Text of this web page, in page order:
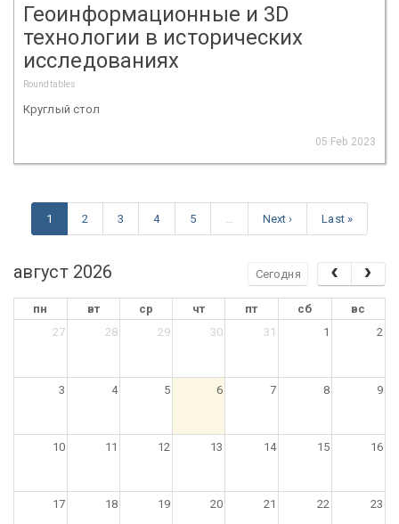
Геоинформационные и 3D
технологии в исторических
исследованиях
Roundtables
Круглый стол
05 Feb 2023
1 2 3 4 5 Next › Last »
август 2026 Сегодня
пн вт ср чт пт сб
вс
27
28 29 30 31 1 2
3 4 5 6 7 8 9
10 11 12 13 14 15 16
17 18 19 20 21 22 23